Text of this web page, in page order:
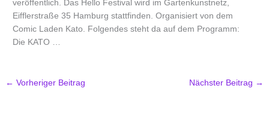
veröffentlich. Das Hello Festival wird im Gartenkunstnetz,
Eifflerstraße 35 Hamburg stattfinden. Organisiert von dem
Comic Laden Kato. Folgendes steht da auf dem Programm:
Die KATO …
← Vorheriger Beitrag Nächster Beitrag →